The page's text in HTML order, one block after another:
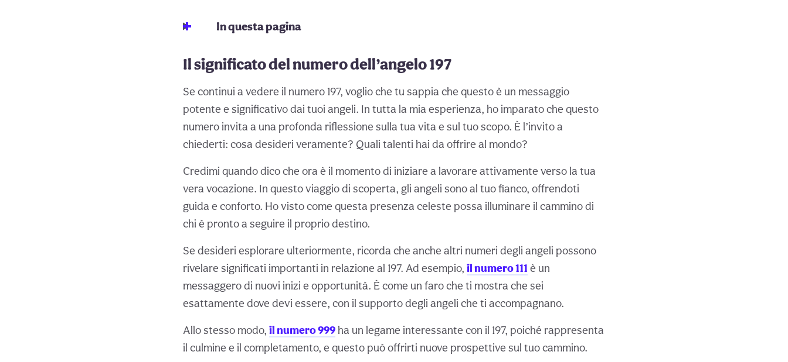
In questa pagina
Il significato del numero dell’angelo 197
Se continui a vedere il numero 197, voglio che tu sappia che questo è un messaggio
potente e significativo dai tuoi angeli. In tutta la mia esperienza, ho imparato che questo
numero invita a una profonda riflessione sulla tua vita e sul tuo scopo. È l’invito a
chiederti: cosa desideri veramente? Quali talenti hai da offrire al mondo?
Credimi quando dico che ora è il momento di iniziare a lavorare attivamente verso la tua
vera vocazione. In questo viaggio di scoperta, gli angeli sono al tuo fianco, offrendoti
guida e conforto. Ho visto come questa presenza celeste possa illuminare il cammino di
chi è pronto a seguire il proprio destino.
Se desideri esplorare ulteriormente, ricorda che anche altri numeri degli angeli possono
rivelare significati importanti in relazione al 197. Ad esempio, il numero 111 è un
messaggero di nuovi inizi e opportunità. È come un faro che ti mostra che sei
esattamente dove devi essere, con il supporto degli angeli che ti accompagnano.
Allo stesso modo, il numero 999 ha un legame interessante con il 197, poiché rappresenta
il culmine e il completamento, e questo può offrirti nuove prospettive sul tuo cammino.